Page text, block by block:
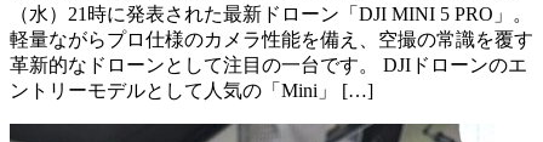
（水）21時に発表された最新ドローン「DJI MINI 5 PRO」。
軽量ながらプロ仕様のカメラ性能を備え、空撮の常識を覆す
革新的なドローンとして注目の一台です。 DJIドローンのエ
ントリーモデルとして人気の「Mini」 […]